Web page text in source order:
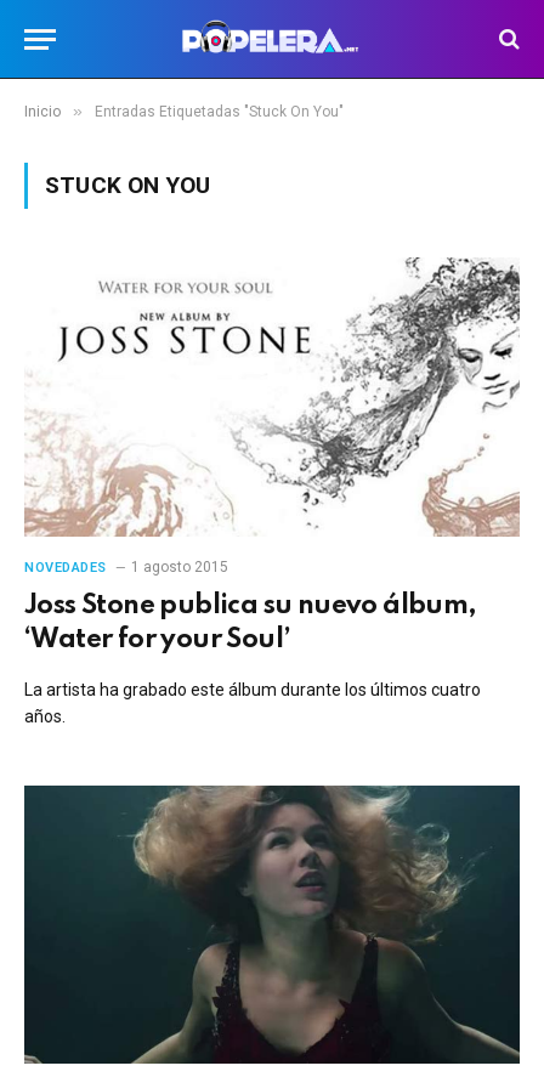
Inicio » Entradas Etiquetadas "Stuck On You"
STUCK ON YOU
NOVEDADES 1 agosto 2015
Joss Stone publica su nuevo álbum,
‘Water for your Soul’
La artista ha grabado este álbum durante los últimos cuatro
años.